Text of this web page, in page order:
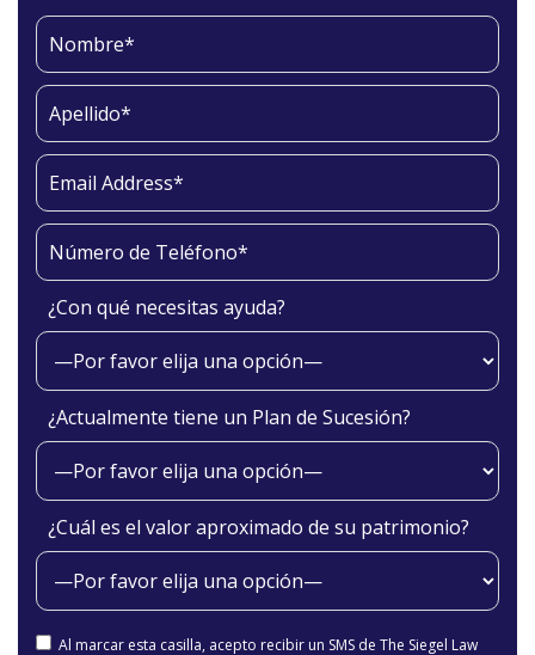
¿Con qué necesitas ayuda?
¿Actualmente tiene un Plan de Sucesión?
¿Cuál es el valor aproximado de su patrimonio?
Al marcar esta casilla, acepto recibir un SMS de The Siegel Law